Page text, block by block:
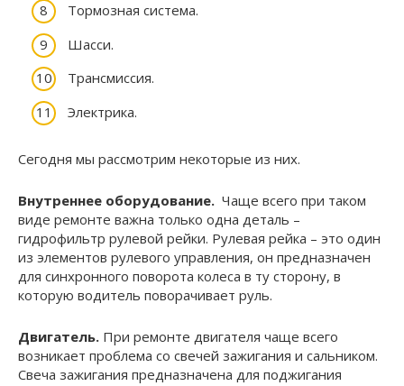
Тормозная система.
Шасси.
Трансмиссия.
Электрика.
Сегодня мы рассмотрим некоторые из них.
Внутреннее оборудование. Чаще всего при таком
виде ремонте важна только одна деталь –
гидрофильтр рулевой рейки. Рулевая рейка – это один
из элементов рулевого управления, он предназначен
для синхронного поворота колеса в ту сторону, в
которую водитель поворачивает руль.
Двигатель. При ремонте двигателя чаще всего
возникает проблема со свечей зажигания и сальником.
Свеча зажигания предназначена для поджигания